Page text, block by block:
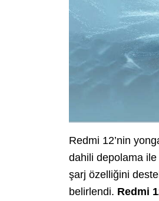
Redmi 12’nin
dahili depolama
şarj özelliğini
belirlendi. Redmi